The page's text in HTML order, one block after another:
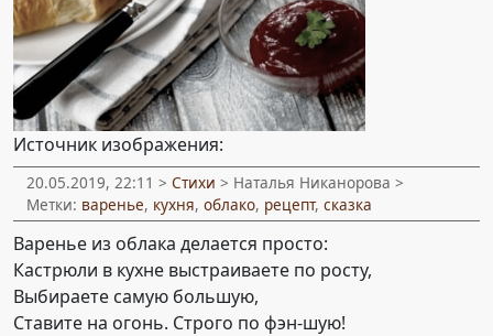
Источник изображения:
20.05.2019, 22:11 > Стихи > Наталья Никанорова >
Метки: варенье, кухня, облако, рецепт, сказка
Варенье из облака делается просто:
Кастрюли в кухне выстраиваете по росту,
Выбираете самую большую,
Ставите на огонь. Строго по фэн-шую!